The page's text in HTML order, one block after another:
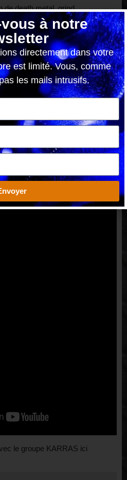
de death metal, grind
#diegojanson
#oldschool #poetry
#frenchmetal
le groupe KARRAS ici
à notre
directement dans votre
est limité. Vous, comme
les mails intrusifs.